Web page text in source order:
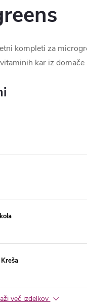
kompleti za
kar iz domače
več izdelkov